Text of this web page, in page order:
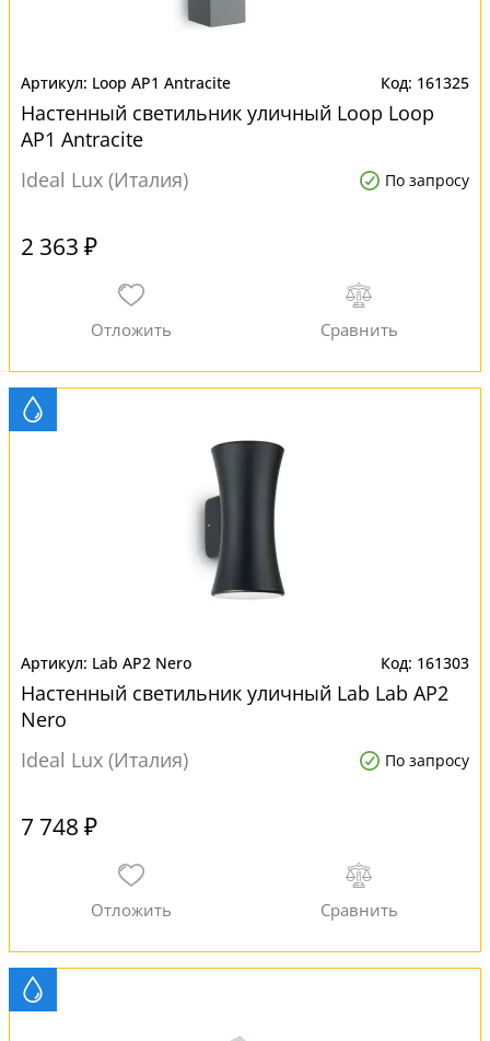
Loop AP1 Antracite 161325
Настенный светильник уличный Loop Loop
AP1 Antracite
Ideal Lux (Италия)
По запросу
2 363 ₽
Lab AP2 Nero 161303
Настенный светильник уличный Lab Lab AP2
Nero
Ideal Lux (Италия)
По запросу
7 748 ₽